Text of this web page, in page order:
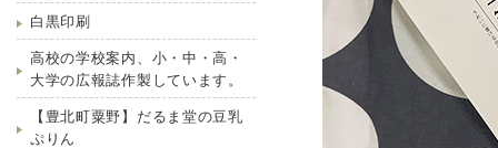
白黒印刷
高校の学校案内、小・中・高・
大学の広報誌作製しています。
【豊北町粟野】だるま堂の豆乳
ぷりん